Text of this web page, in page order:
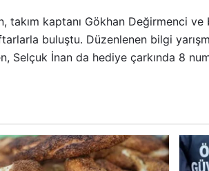
kaptanı Gökhan Değirmenci ve
buluştu. Düzenlenen bilgi
Selçuk İnan da hediye çarkında 8